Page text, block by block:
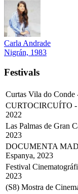
Carla Andrade
Nigrán, 1983
Festivals
Curtas Vila do Conde
CURTOCIRCUÍTO -
2022
Las Palmas de Gran
2023
DOCUMENTA
Espanya, 2023
Festival
2023
(S8) Mostra de